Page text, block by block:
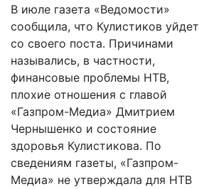
В июле газета «Ведомости»
сообщила, что Кулистиков уйдет
со своего поста. Причинами
назывались, в частности,
финансовые проблемы НТВ,
плохие отношения с главой
«Газпром-Медиа» Дмитрием
Чернышенко и состояние
здоровья Кулистикова. По
сведениям газеты, «Газпром-
Медиа» не утверждала для НТВ